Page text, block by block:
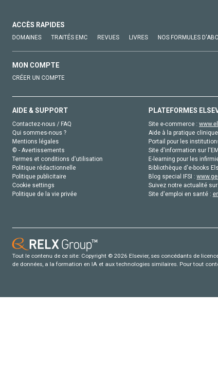
ACCÈS RAPIDES
DOMAINES TRAITÉS EMC REVUES LIVRES NOS FORMULES
MON COMPTE
CRÉER UN COMPTE
AIDE & SUPPORT
Contactez-nous / FAQ
Qui sommes-nous ?
Mentions légales
© - Avertissements
Termes et conditions d'utilisation
Politique rédactionnelle
Politique publicitaire
Cookie settings
Politique de la vie privée
PLATEFORMES
Site e-commerce :
Aide à la pratique
Portail pour les
Site d'information sur
E-learning pour les
Bibliothèque d'e-books
Blog special IFSI :
Suivez notre actualité
Site d'emploi en santé :
Tout le contenu de ce site: Copyright © 2026 Elsevier, ses concédants de
de données, a la formation en IA et aux technologies similaires. Pour tout